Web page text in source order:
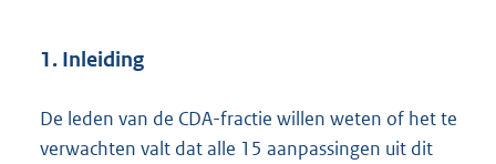
1. Inleiding
De leden van de CDA-fractie willen weten of het te
verwachten valt dat alle 15 aanpassingen uit dit